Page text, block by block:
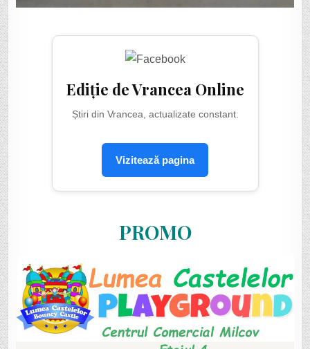
Ediție de Vrancea Online
Știri din Vrancea, actualizate constant.
Vizitează pagina
PROMO